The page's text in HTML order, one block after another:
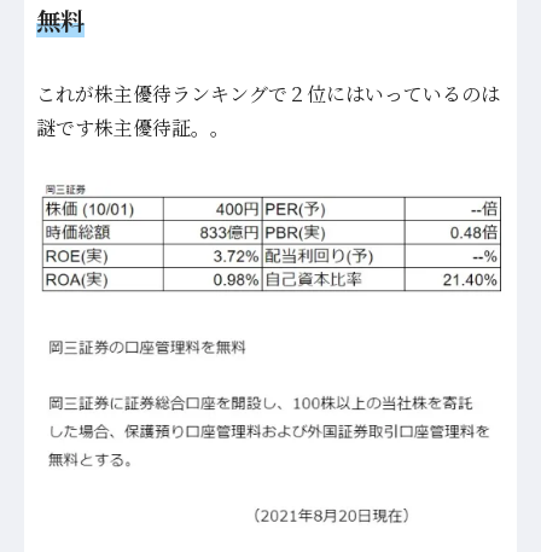
無料
これが株主優待ランキングで２位にはいっているのは
謎です株主優待証。。